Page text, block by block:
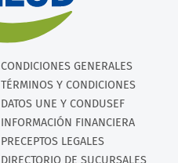
CONDICIONES GENERALES
TÉRMINOS Y CONDICIONES
DATOS UNE Y CONDUSEF
INFORMACIÓN FINANCIERA
PRECEPTOS LEGALES
DIRECTORIO DE SUCURSALES